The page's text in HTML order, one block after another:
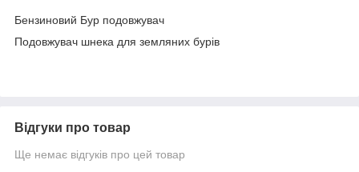
Бензиновий Бур подовжувач
Подовжувач шнека для земляних бурів
Відгуки про товар
Ще немає відгуків про цей товар